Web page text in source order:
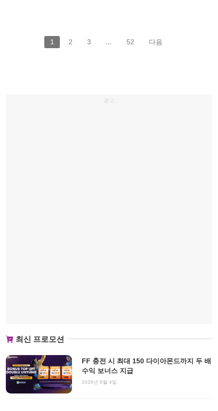
1 2 3 … 52 다음
광고
최신 프로모션
FF 충전 시 최대 150 다이아몬드까지 두 배
수익 보너스 지급
2026년 8월 4일